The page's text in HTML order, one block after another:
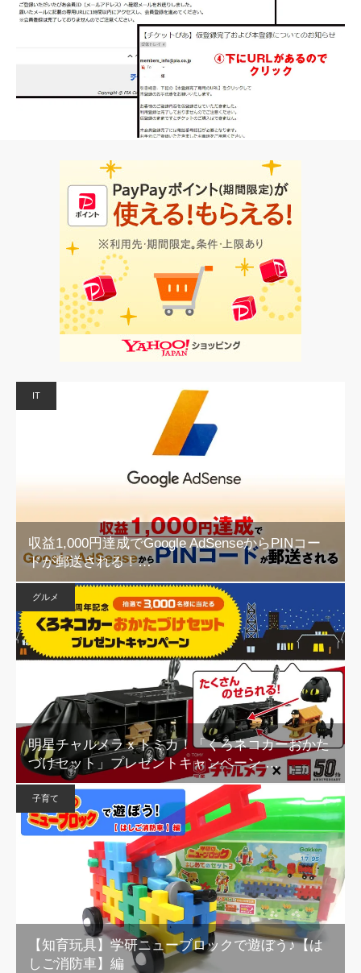
IT
収益1,000円達成でGoogle AdSenseからPINコー
ドが郵送される！…
グルメ
明星チャルメラｘトミカ！「くろネコカーおかた
づけセット」プレゼントキャンペーン …
子育て
【知育玩具】学研ニューブロックで遊ぼう♪【は
しご消防車】編